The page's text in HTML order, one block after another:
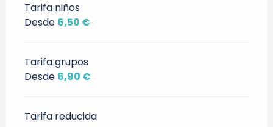
Tarifa niños
Desde 6,50 €
Tarifa grupos
Desde 6,90 €
Tarifa reducida